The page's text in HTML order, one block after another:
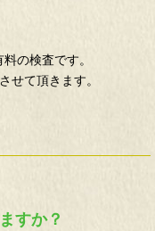
の検査です。
せて頂きます。
すか？